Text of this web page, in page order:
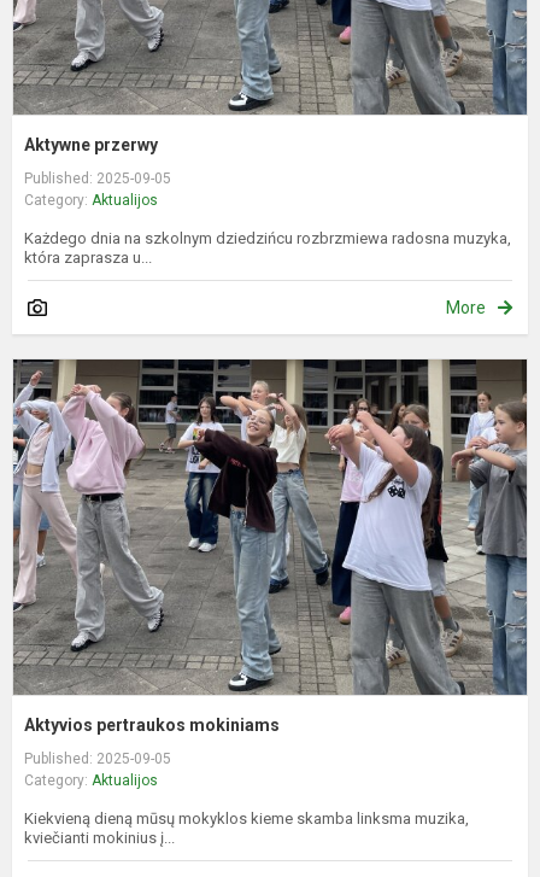
Aktywne przerwy
Published: 2025-09-05
Category: Aktualijos
Każdego dnia na szkolnym dziedzińcu rozbrzmiewa radosna muzyka,
która zaprasza u...
More
Aktyvios pertraukos mokiniams
Published: 2025-09-05
Category: Aktualijos
Kiekvieną dieną mūsų mokyklos kieme skamba linksma muzika,
kviečianti mokinius į...